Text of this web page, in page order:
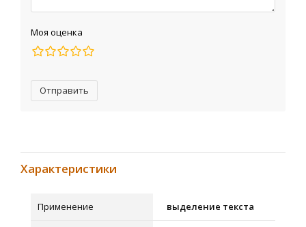
Моя оценка
Отправить
Характеристики
Применение выделение текста